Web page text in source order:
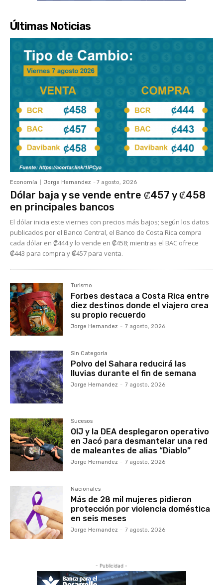
Últimas Noticias
Economía Jorge Hernandez - 7 agosto, 2026
Dólar baja y se vende entre ₡457 y ₡458
en principales bancos
El dólar inicia este viernes con precios más bajos; según los datos
publicados por el Banco Central, el Banco de Costa Rica compra
cada dólar en ₡444 y lo vende en ₡458; mientras el BAC ofrece
₡443 para compra y ₡457 para venta.
Turismo
Forbes destaca a Costa Rica entre
diez destinos donde el viajero crea
su propio recuerdo
Jorge Hernandez - 7 agosto, 2026
Sin Categoría
Polvo del Sahara reducirá las
lluvias durante el fin de semana
Jorge Hernandez - 7 agosto, 2026
Sucesos
OIJ y la DEA desplegaron operativo
en Jacó para desmantelar una red
de maleantes de alias “Diablo”
Jorge Hernandez - 7 agosto, 2026
Nacionales
Más de 28 mil mujeres pidieron
protección por violencia doméstica
en seis meses
Jorge Hernandez - 7 agosto, 2026
- Publicidad -